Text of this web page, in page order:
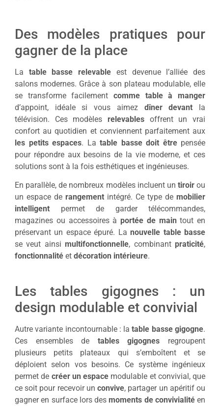
Des modèles pratiques pour
gagner de la place
La table basse relevable est devenue l’alliée des
salons modernes. Grâce à son plateau modulable, elle
se transforme facilement comme table à manger
d’appoint, idéale si vous aimez dîner devant la
télévision. Ces modèles relevables offrent un vrai
confort au quotidien et conviennent parfaitement aux
les petits espaces. La table basse doit êtrepensée
pour répondre aux besoins de la vie moderne, et ces
solutions sont à la fois esthétiques et ingénieuses.
En parallèle, de nombreux modèles incluent un tiroirou
un espace de rangement intégré. Ce type de mobilier
intelligent permet de garder télécommandes,
magazines ou accessoires à portée de main tout en
préservant un espace épuré. Lanouvelle table basse
se veut ainsi multifonctionnelle, combinant praticité,
fonctionnalité et décoration intérieure.
Les tables gigognes : un
design modulable et convivial
Autre variante incontournable : latable basse gigogne.
Ces ensembles de tables gigognes regroupent
plusieurs petits plateaux qui s’emboîtent et se
déploient selon vos besoins. Ce système ingénieux
permet de créer un espace modulable et convivial, que
ce soit pour recevoir unconvive, partager un apéritif ou
gagner en surface lors des moments de convivialitéen